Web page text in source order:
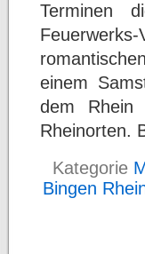
Terminen
einem
dem Rhein
Rheinorten.
Kategorie
Bingen